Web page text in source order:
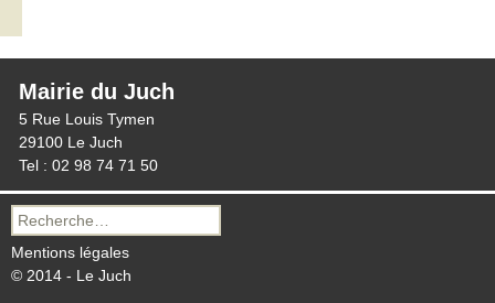
Mairie du Juch
5 Rue Louis Tymen
29100 Le Juch
Tel : 02 98 74 71 50
Recherche
pour :
Mentions légales
© 2014 - Le Juch